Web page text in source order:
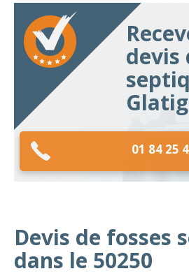
devis
01 84 25
Devis de fosses
dans le 50250